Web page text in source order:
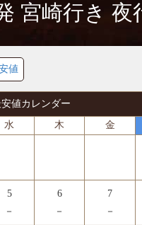
宮崎行き
値
値カレンダー
水 木 金
5
－
6
－
7
－